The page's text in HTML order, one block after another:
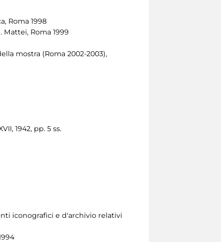
Roma 1998
Mattei, Roma 1999
mostra (Roma 2002-2003),
1942, pp. 5 ss.
iconografici e d'archivio relativi